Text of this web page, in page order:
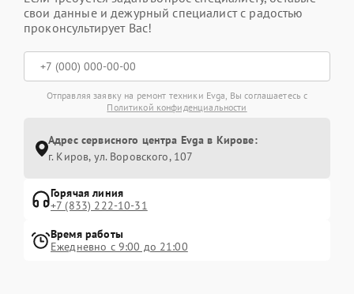
свои данные и дежурный специалист с радостью
проконсультирует Вас!
Отправляя заявку на ремонт техники Evga, Вы соглашаетесь с
Политикой конфиденциальности
Адрес сервисного центра Evga в Кирове:
г. Киров, ул. Воровского, 107
Горячая линия
+7 (833) 222-10-31
Время работы
Ежедневно с 9:00 до 21:00